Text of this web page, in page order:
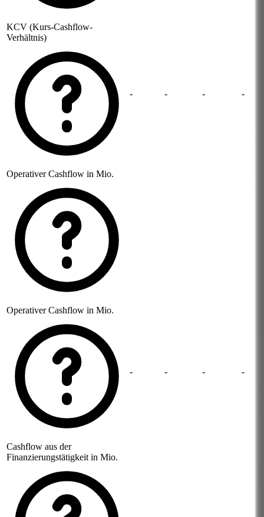
KCV (Kurs-Cashflow-
Verhältnis)
- - - -
Operativer Cashflow in Mio.
Operativer Cashflow in Mio.
- - - -
Cashflow aus der
Finanzierungstätigkeit in Mio.